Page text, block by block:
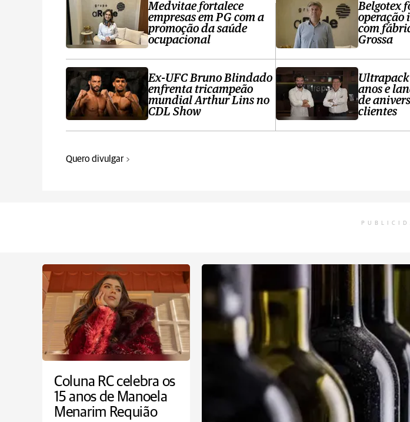
Medvitae fortalece
empresas em PG com a
promoção da saúde
ocupacional
Ex-UFC Bruno Blindado
enfrenta tricampeão
mundial Arthur Lins no
CDL Show
Belgotex
operação
com
Grossa
anos e
de
clientes
Quero divulgar
Coluna RC celebra os
15 anos de Manoela
Menarim Requião